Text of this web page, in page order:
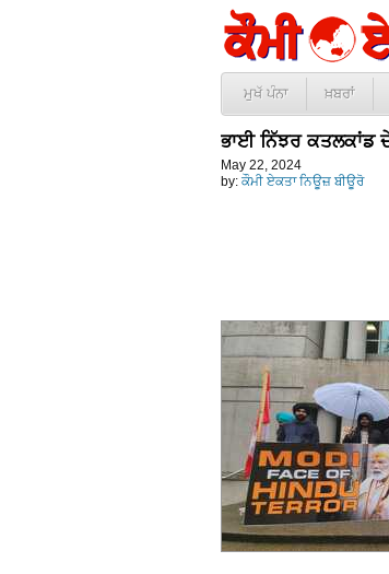
ਮੁਖੱ ਪੰਨਾ ਖ਼ਬਰਾਂ
ਭਾਈ ਨਿੱਝਰ ਕਤਲਕਾਂਡ
May 22, 2024
by: ਕੌਮੀ ਏਕਤਾ ਨਿਊਜ਼ ਬੀਊਰੋ